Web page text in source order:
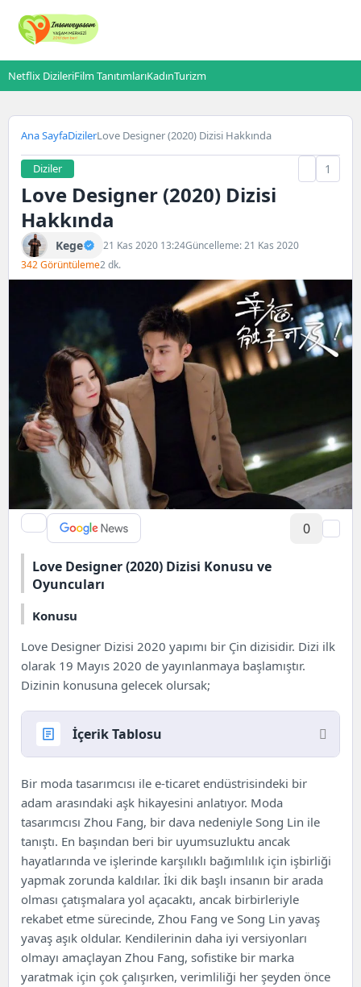
Netflix DizileriFilm TanıtımlarıKadınTurizm
Ana SayfaDizilerLove Designer (2020) Dizisi Hakkında
Diziler 1
Love Designer (2020) Dizisi
Hakkında
Kege 21 Kas 2020 13:24Güncelleme: 21 Kas 2020
342 Görüntüleme2 dk.
0
Love Designer (2020) Dizisi Konusu ve
Oyuncuları
Konusu
Love Designer Dizisi 2020 yapımı bir Çin dizisidir. Dizi ilk
olarak 19 Mayıs 2020 de yayınlanmaya başlamıştır.
Dizinin konusuna gelecek olursak;
İçerik Tablosu
Love Designer (2020) Dizisi Konusu ve
Oyuncuları
Bir moda tasarımcısı ile e-ticaret endüstrisindeki bir
adam arasındaki aşk hikayesini anlatıyor. Moda
tasarımcısı Zhou Fang, bir dava nedeniyle Song Lin ile
tanıştı. En başından beri bir uyumsuzluktu ancak
hayatlarında ve işlerinde karşılıklı bağımlılık için işbirliği
yapmak zorunda kaldılar. İki dik başlı insanın bir arada
olması çatışmalara yol açacaktı, ancak birbirleriyle
rekabet etme sürecinde, Zhou Fang ve Song Lin yavaş
yavaş aşık oldular. Kendilerinin daha iyi versiyonları
olmayı amaçlayan Zhou Fang, sofistike bir marka
yaratmak için çok çalışırken, verimliliği her şeyden önce